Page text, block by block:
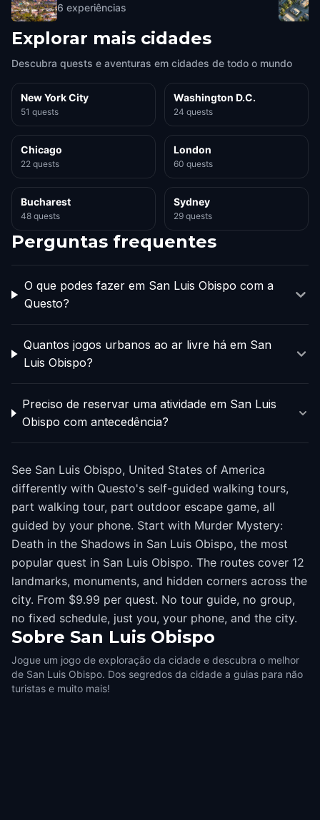
6 experiências
Explorar mais cidades
Descubra quests e aventuras em cidades de todo o mundo
New York City
51 quests
Washington D.C.
24 quests
Chicago
22 quests
London
60 quests
Bucharest
48 quests
Sydney
29 quests
Perguntas frequentes
O que podes fazer em San Luis Obispo com a
Questo?
Quantos jogos urbanos ao ar livre há em San
Luis Obispo?
Preciso de reservar uma atividade em San Luis
Obispo com antecedência?
See San Luis Obispo, United States of America
differently with Questo's self-guided walking tours,
part walking tour, part outdoor escape game, all
guided by your phone. Start with Murder Mystery:
Death in the Shadows in San Luis Obispo, the most
popular quest in San Luis Obispo. The routes cover 12
landmarks, monuments, and hidden corners across the
city. From $9.99 per quest. No tour guide, no group,
no fixed schedule, just you, your phone, and the city.
Sobre San Luis Obispo
Jogue um jogo de exploração da cidade e descubra o melhor
de San Luis Obispo. Dos segredos da cidade a guias para não
turistas e muito mais!